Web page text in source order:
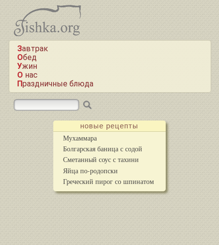
Завтрак
Обед
Ужин
О нас
Праздничные блюда
новые рецепты
Мухаммара
Болгарская баница с содой
Сметанный соус с тахини
Яйца по-родопски
Греческий пирог со шпинатом